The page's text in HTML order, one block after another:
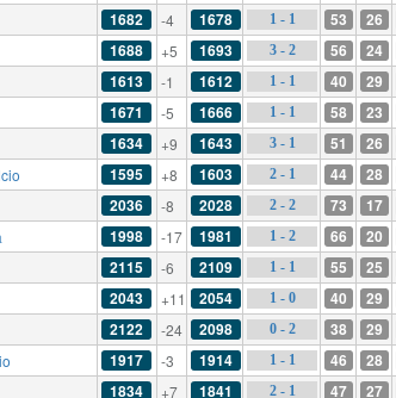
1682 -4 1678 1 - 1 53 26
1688 +5 1693 3 - 2 56 24
1613 -1 1612 1 - 1 40 29
1671 -5 1666 1 - 1 58 23
1634 +9 1643 3 - 1 51 26
1595 +8 1603 2 - 1 44 28
2036 -8 2028 2 - 2 73 17
1998 -17 1981 1 - 2 66 20
2115 -6 2109 1 - 1 55 25
2043 +11 2054 1 - 0 40 29
2122 -24 2098 0 - 2 38 29
1917 -3 1914 1 - 1 46 28
1834 +7 1841 2 - 1 47 27